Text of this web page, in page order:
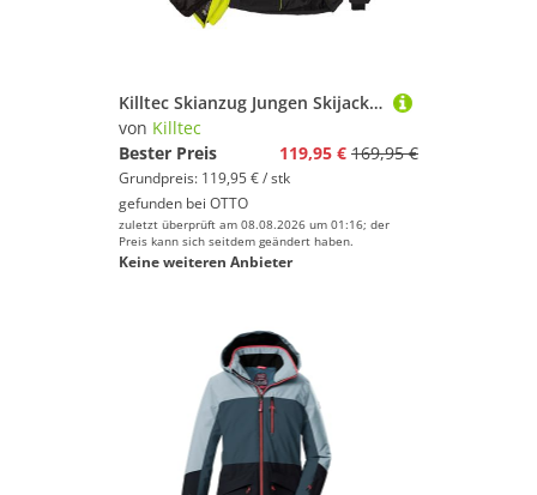
Killtec Skianzug Jungen Skijacke + Skihose (anthrazit/ limette, Gr. 128), verschweißte Nähte
von Killtec
Bester Preis
119,95 € 169,95 €
Grundpreis: 119,95 € / stk
gefunden bei OTTO
zuletzt überprüft am 08.08.2026 um 01:16; der
Preis kann sich seitdem geändert haben.
Keine weiteren Anbieter